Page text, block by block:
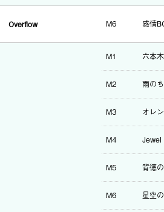
Overflow M6 感情
M1 六本
M2 雨の
M3 オレ
M4 Jewel
M5 背徳
M6 星空